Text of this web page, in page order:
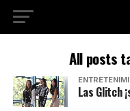
All posts
Las Glitch